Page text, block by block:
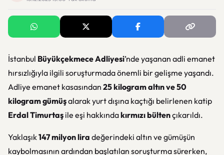
İstanbul Büyükçekmece Adliyesi’nde yaşanan adli emanet
hırsızlığıyla ilgili soruşturmada önemli bir gelişme yaşandı.
Adliye emanet kasasından 25 kilogram altın ve 50
kilogram gümüşalarak yurt dışına kaçtığı belirlenen katip
Erdal Timurtaş ile eşi hakkındakırmızı bültençıkarıldı.
Yaklaşık147 milyon lira değerindeki altın ve gümüşün
kaybolmasının ardından başlatılan soruşturma sürerken,